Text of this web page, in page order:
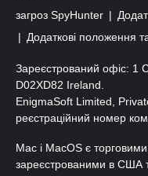
загроз SpyHunter
Додаткові положення
Зареєстрований офіс: 1
D02XD82 Ireland.
EnigmaSoft Limited,
реєстраційний номер
Mac і MacOS є
зареєстрованими в США